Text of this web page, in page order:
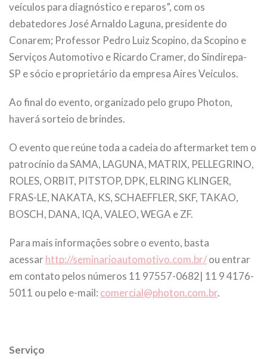
veículos para diagnóstico e reparos”, com os
debatedores José Arnaldo Laguna, presidente do
Conarem; Professor Pedro Luiz Scopino, da Scopino e
Serviços Automotivo e Ricardo Cramer, do Sindirepa-
SP e sócio e proprietário da empresa Aires Veículos.
Ao final do evento, organizado pelo grupo Photon,
haverá sorteio de brindes.
O evento que reúne toda a cadeia do aftermarket tem o
patrocínio da SAMA, LAGUNA, MATRIX, PELLEGRINO,
ROLES, ORBIT, PITSTOP, DPK, ELRING KLINGER,
FRAS-LE, NAKATA, KS, SCHAEFFLER, SKF, TAKAO,
BOSCH, DANA, IQA, VALEO, WEGA e ZF.
Para mais informações sobre o evento, basta
acessarhttp://seminarioautomotivo.com.br/ou entrar
em contato pelos números 11 97557-0682| 11 9 4176-
5011 ou pelo e-mail: comercial@photon.com.br.
Serviço